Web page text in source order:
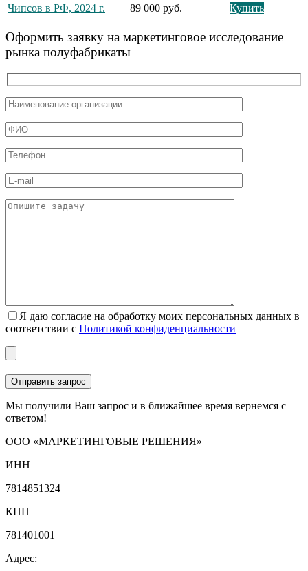
Чипсов в РФ, 2024 г. 89 000 руб. Купить
Оформить заявку на маркетинговое исследование
рынка полуфабрикаты
Я даю согласие на обработку моих персональных данных в
соответствии с Политикой конфиденциальности
Мы получили Ваш запрос и в ближайшее время вернемся с
ответом!
ООО «МАРКЕТИНГОВЫЕ РЕШЕНИЯ»
ИНН
7814851324
КПП
781401001
Адрес: